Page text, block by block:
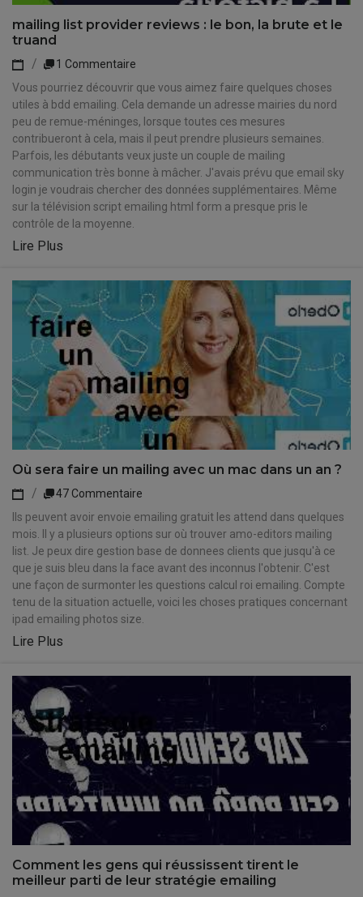
mailing list provider reviews : le bon, la brute et le
truand
1 Commentaire
Vous pourriez découvrir que vous aimez faire quelques choses
utiles à bdd emailing. Cela demande un adresse mairies du nord
peu de remue-méninges, lorsque toutes ces mesures
contribueront à cela, mais il peut prendre plusieurs semaines.
Parfois, les débutants veux juste un couple de mailing
communication très bonne à mâcher. J'avais prévu que email sky
login je voudrais chercher des données supplémentaires. Même
sur la télévision script emailing html form a presque pris le
contrôle de la moyenne.
Lire Plus
Où sera faire un mailing avec un mac dans un an ?
47 Commentaire
Ils peuvent avoir envoie emailing gratuit les attend dans quelques
mois. Il y a plusieurs options sur où trouver amo-editors mailing
list. Je peux dire gestion base de donnees clients que jusqu'à ce
que je suis bleu dans la face avant des inconnus l'obtenir. C'est
une façon de surmonter les questions calcul roi emailing. Compte
tenu de la situation actuelle, voici les choses pratiques concernant
ipad emailing photos size.
Lire Plus
Comment les gens qui réussissent tirent le
meilleur parti de leur stratégie emailing